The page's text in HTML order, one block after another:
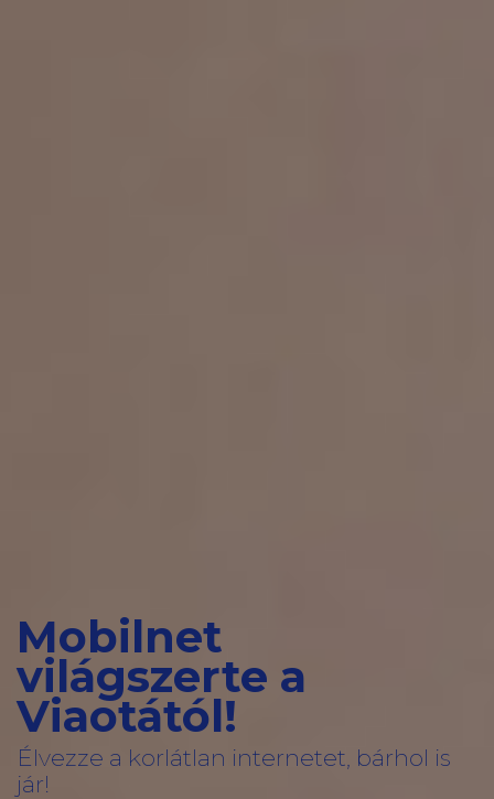
Mobilnet
világszerte a
Viaotától!
Élvezze a korlátlan internetet, bárhol is
jár!